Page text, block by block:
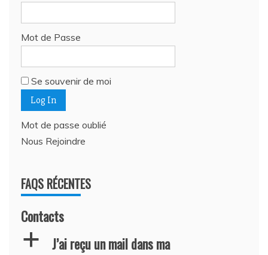
Mot de Passe
Se souvenir de moi
Mot de passe oublié
Nous Rejoindre
FAQS RÉCENTES
Contacts
a
J’ai reçu un mail dans ma